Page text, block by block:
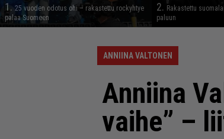
1. 25 vuoden odotus ohi – rakastettu rockyhtye
palaa Suomeen
2. Rakastettu
paluun
ANNIINA VALTONEN
Anniina
vaihe” –